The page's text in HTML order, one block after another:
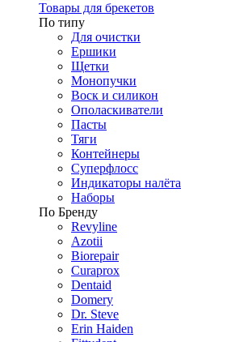
Товары для брекетов
По типу
Для очистки
Ершики
Щетки
Монопучки
Воск и силикон
Ополаскиватели
Пасты
Тяги
Контейнеры
Суперфлосс
Индикаторы налёта
Наборы
По Бренду
Revyline
Azotii
Biorepair
Curaprox
Dentaid
Domery
Dr. Steve
Erin Haiden